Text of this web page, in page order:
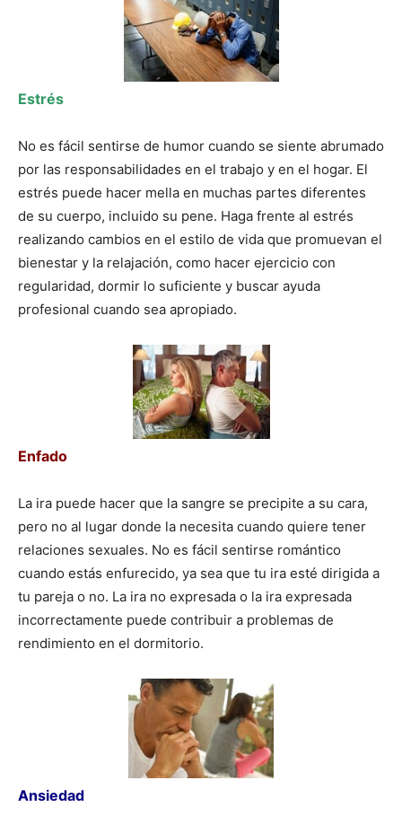
Estrés
No es fácil sentirse de humor cuando se siente abrumado
por las responsabilidades en el trabajo y en el hogar. El
estrés puede hacer mella en muchas partes diferentes
de su cuerpo, incluido su pene. Haga frente al estrés
realizando cambios en el estilo de vida que promuevan el
bienestar y la relajación, como hacer ejercicio con
regularidad, dormir lo suficiente y buscar ayuda
profesional cuando sea apropiado.
Enfado
La ira puede hacer que la sangre se precipite a su cara,
pero no al lugar donde la necesita cuando quiere tener
relaciones sexuales. No es fácil sentirse romántico
cuando estás enfurecido, ya sea que tu ira esté dirigida a
tu pareja o no. La ira no expresada o la ira expresada
incorrectamente puede contribuir a problemas de
rendimiento en el dormitorio.
Ansiedad